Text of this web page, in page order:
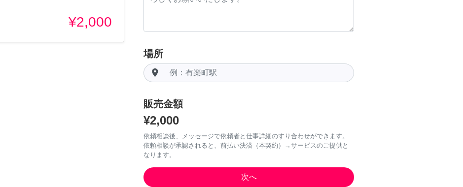
¥2,000
場所
room
販売金額
¥2,000
依頼相談後、メッセージで依頼者と仕事詳細のすり合わせができます。
依頼相談が承認されると、前払い決済（本契約）→サービスのご提供と
なります。